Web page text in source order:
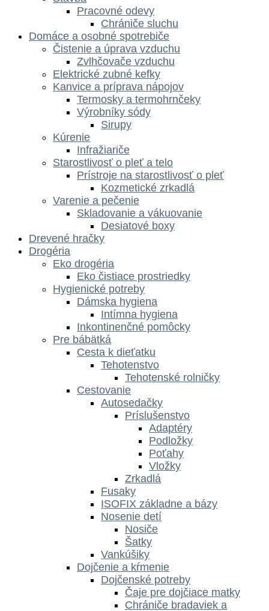
Pracovné odevy
Chrániče sluchu
Domáce a osobné spotrebiče
Čistenie a úprava vzduchu
Zvlhčovače vzduchu
Elektrické zubné kefky
Kanvice a príprava nápojov
Termosky a termohrnčeky
Výrobníky sódy
Sirupy
Kúrenie
Infražiariče
Starostlivosť o pleť a telo
Prístroje na starostlivosť o pleť
Kozmetické zrkadlá
Varenie a pečenie
Skladovanie a vákuovanie
Desiatové boxy
Drevené hračky
Drogéria
Eko drogéria
Eko čistiace prostriedky
Hygienické potreby
Dámska hygiena
Intímna hygiena
Inkontinenčné pomôcky
Pre bábätká
Cesta k dieťatku
Tehotenstvo
Tehotenské rolničky
Cestovanie
Autosedačky
Príslušenstvo
Adaptéry
Podložky
Poťahy
Vložky
Zrkadlá
Fusaky
ISOFIX základne a bázy
Nosenie detí
Nosiče
Šatky
Vankúšiky
Dojčenie a kŕmenie
Dojčenské potreby
Čaje pre dojčiace matky
Chrániče bradaviek a